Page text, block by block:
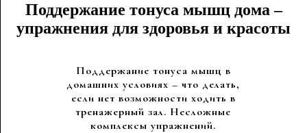
Поддержание тонуса мышц дома –
упражнения для здоровья и красоты
Поддержание тонуса мышц в
домашних условиях – что делать,
если нет возможности ходить в
тренажерный зал. Несложные
комплексы упражнений.